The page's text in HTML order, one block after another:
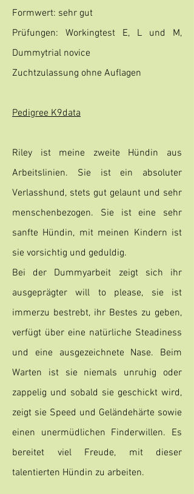
Formwert: sehr gut
Prüfungen: Workingtest E, L und M,
Dummytrial novice
Zuchtzulassung ohne Auflagen
Pedigree K9data
Riley ist meine zweite Hündin aus
Arbeitslinien. Sie ist ein absoluter
Verlasshund, stets gut gelaunt und sehr
menschenbezogen. Sie ist eine sehr
sanfte Hündin, mit meinen Kindern ist
sie vorsichtig und geduldig.
Bei der Dummyarbeit zeigt sich ihr
ausgeprägter will to please, sie ist
immerzu bestrebt, ihr Bestes zu geben,
verfügt über eine natürliche Steadiness
und eine ausgezeichnete Nase. Beim
Warten ist sie niemals unruhig oder
zappelig und sobald sie geschickt wird,
zeigt sie Speed und Geländehärte sowie
einen unermüdlichen Finderwillen. Es
bereitet viel Freude, mit dieser
talentierten Hündin zu arbeiten.